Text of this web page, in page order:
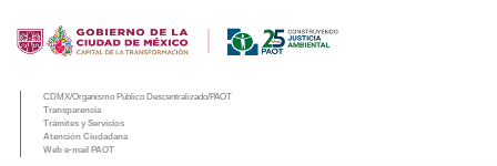
CDMX/Organismo Público Descentralizado/PAOT
Transparencia
Trámites y Servicios
Atención Ciudadana
Web e-mail PAOT